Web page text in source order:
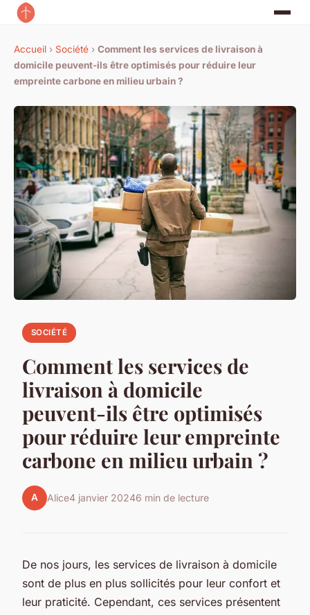
Accueil › Société › Comment les services de livraison à
domicile peuvent-ils être optimisés pour réduire leur
empreinte carbone en milieu urbain ?
SOCIÉTÉ
Comment les services de
livraison à domicile
peuvent-ils être optimisés
pour réduire leur empreinte
carbone en milieu urbain ?
A Alice4 janvier 20246 min de lecture
De nos jours, les services de livraison à domicile
sont de plus en plus sollicités pour leur confort et
leur praticité. Cependant, ces services présentent